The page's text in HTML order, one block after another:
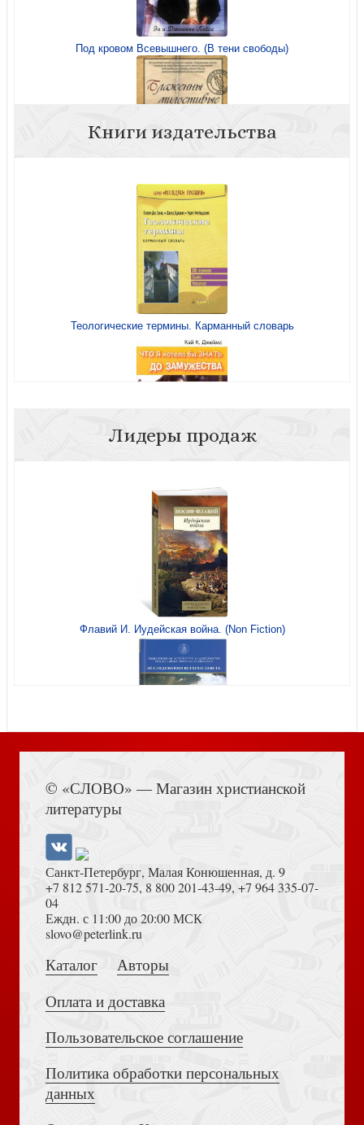
Под кровом Всевышнего. (В тени свободы)
Блаженны милостивые
Блаженны милостивые
Книги издательства
Теологические термины. Карманный словарь
Новые религиозные движения. Карманный словарь
История церкви. Карманный справочник
История Адама и Евы. Книжка-раскраска
Лидеры продаж
Флавий И. Иудейская война. (Non Fiction)
Толкование на Апокалипсис (Тихоний Африканский)
Достоевский Ф.М. Сила и правда России (2024)
© «СЛОВО» — Магазин христианской
литературы
Санкт-Петербург, Малая Конюшенная, д. 9
+7 812 571-20-75, 8 800 201-43-49, +7 964 335-07-
04
Еждн. с 11:00 до 20:00 МСК
slovo@peterlink.ru
Каталог
Авторы
Оплата и доставка
Пользовательское соглашение
Политика обработки персональных
данных